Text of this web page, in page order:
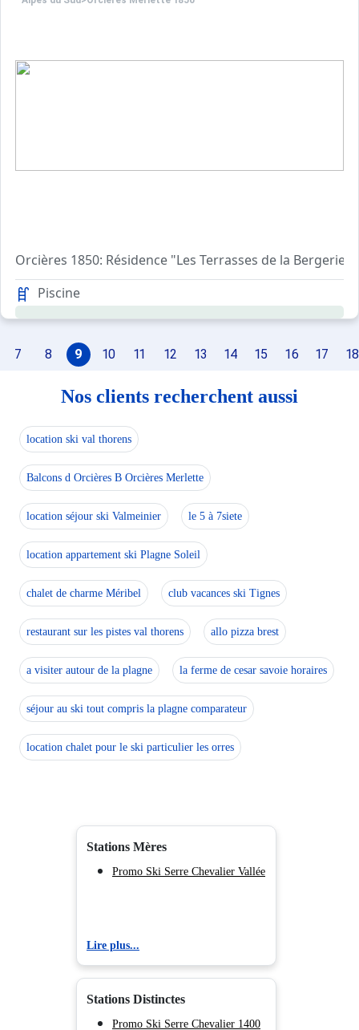
Orcières 1850: Résidence "Les Terrasses de la
Apt 2 pièces 36 m2. Séjour/salle à manger avec 2
Piscine
7 8 9 10 11 12 13 14 15 16 17 18
Nos clients recherchent aussi
location ski val thorens
Balcons d Orcières B Orcières Merlette
location séjour ski Valmeinier le 5 à 7siete
location appartement ski Plagne Soleil
chalet de charme Méribel club vacances ski Tignes
restaurant sur les pistes val thorens allo pizza brest
a visiter autour de la plagne la ferme de cesar savoie horaires
séjour au ski tout compris la plagne comparateur
location chalet pour le ski particulier les orres
Stations Mères
Promo Ski Serre Chevalier Vallée
Lire plus...
Stations Distinctes
Promo Ski Serre Chevalier 1400